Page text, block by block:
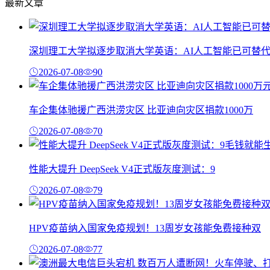
最新文章
深圳理工大学拟逐步取消大学英语：AI人工智能已可替代
2026-07-08 90
车企集体驰援广西洪涝灾区 比亚迪向灾区捐款1000万
2026-07-08 70
性能大提升 DeepSeek V4正式版灰度测试：9
2026-07-08 79
HPV疫苗纳入国家免疫规划！13周岁女孩能免费接种双
2026-07-08 77